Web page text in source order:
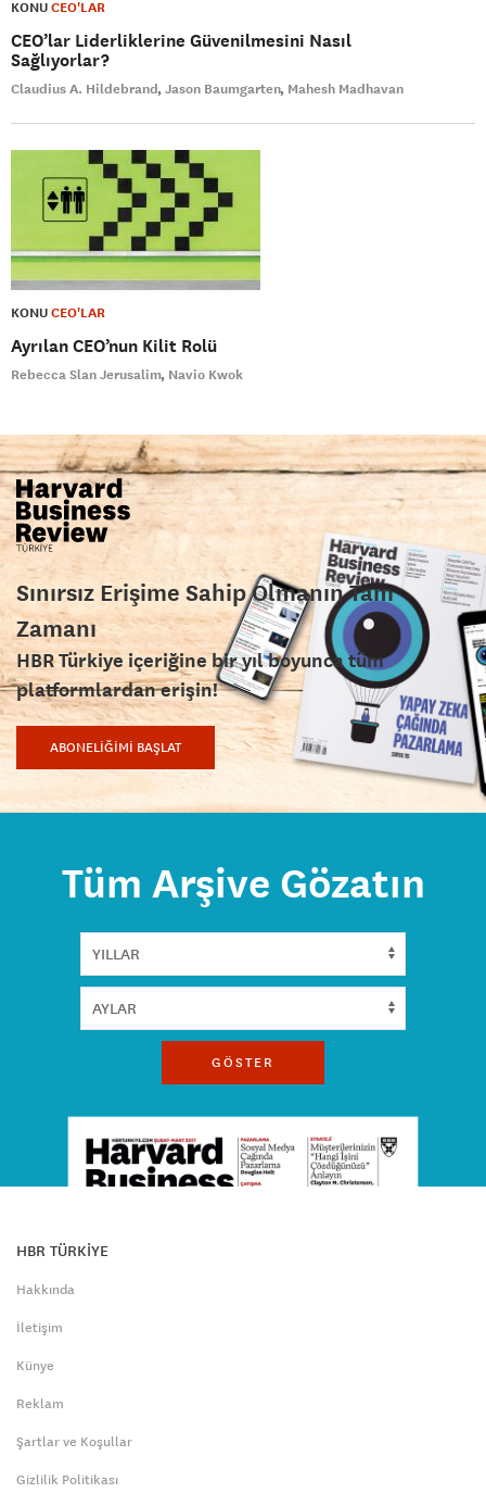
KONUCEO'LAR
CEO’lar Liderliklerine Güvenilmesini Nasıl
Sağlıyorlar?
Claudius A. Hildebrand Jason Baumgarten Mahesh Madhavan
KONUCEO'LAR
Ayrılan CEO’nun Kilit Rolü
Rebecca Slan Jerusalim Navio Kwok
Sınırsız Erişime Sahip Olmanın Tam
Zamanı
HBR Türkiye içeriğine bir yıl boyunca tüm
platformlardan erişin!
ABONELİĞİMİ BAŞLAT
Tüm Arşive Gözatın
GÖSTER
HBR TÜRKİYE
Hakkında
İletişim
Künye
Reklam
Şartlar ve Koşullar
Gizlilik Politikası